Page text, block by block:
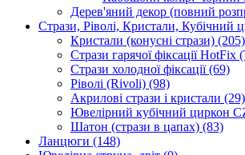
Дерев'яний декор (повний
Стрази, Ріволі, Кристали, Кубічний
Кристали (конусні стрази) (205)
Стрази гарячої фіксації HotFix
Стрази холодної фіксації(69)
Ріволі (Rivoli) (98)
Акрилові стрази і кристали (29)
Ювелірний кубічний циркон
Шатон (стрази в цапах) (83)
Ланцюги (148)